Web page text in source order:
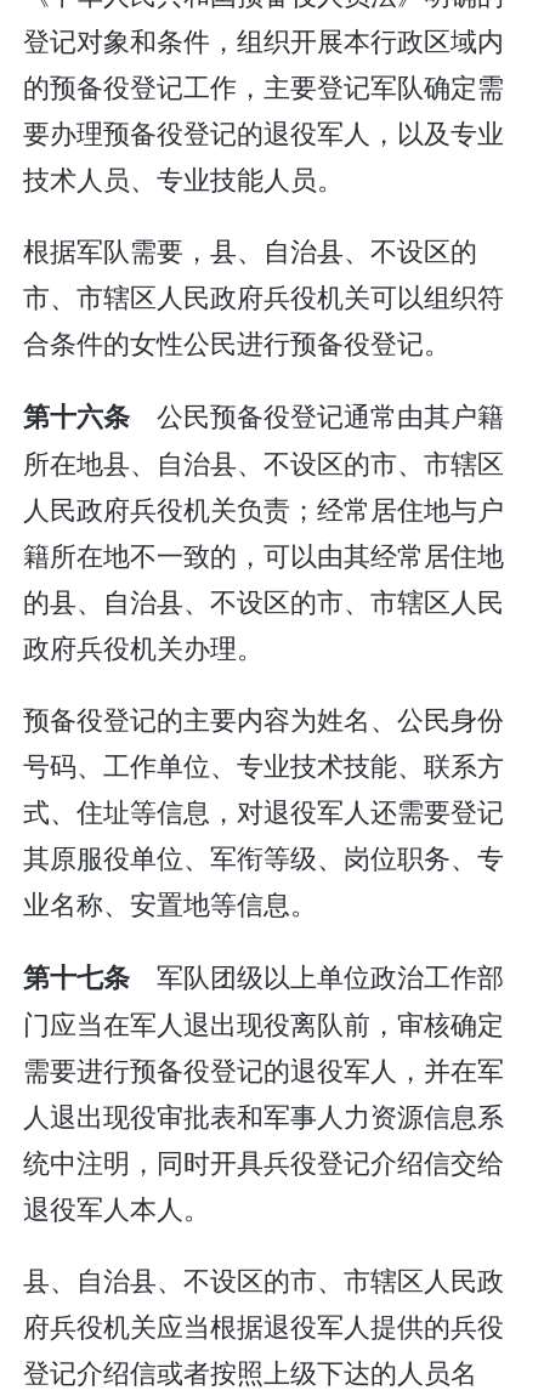
登记对象和条件，组织开展本行政区域内
的预备役登记工作，主要登记军队确定需
要办理预备役登记的退役军人，以及专业
技术人员、专业技能人员。
根据军队需要，县、自治县、不设区的
市、市辖区人民政府兵役机关可以组织符
合条件的女性公民进行预备役登记。
第十六条公民预备役登记通常由其户籍
所在地县、自治县、不设区的市、市辖区
人民政府兵役机关负责；经常居住地与户
籍所在地不一致的，可以由其经常居住地
的县、自治县、不设区的市、市辖区人民
政府兵役机关办理。
预备役登记的主要内容为姓名、公民身份
号码、工作单位、专业技术技能、联系方
式、住址等信息，对退役军人还需要登记
其原服役单位、军衔等级、岗位职务、专
业名称、安置地等信息。
第十七条军队团级以上单位政治工作部
门应当在军人退出现役离队前，审核确定
需要进行预备役登记的退役军人，并在军
人退出现役审批表和军事人力资源信息系
统中注明，同时开具兵役登记介绍信交给
退役军人本人。
县、自治县、不设区的市、市辖区人民政
府兵役机关应当根据退役军人提供的兵役
登记介绍信或者按照上级下达的人员名